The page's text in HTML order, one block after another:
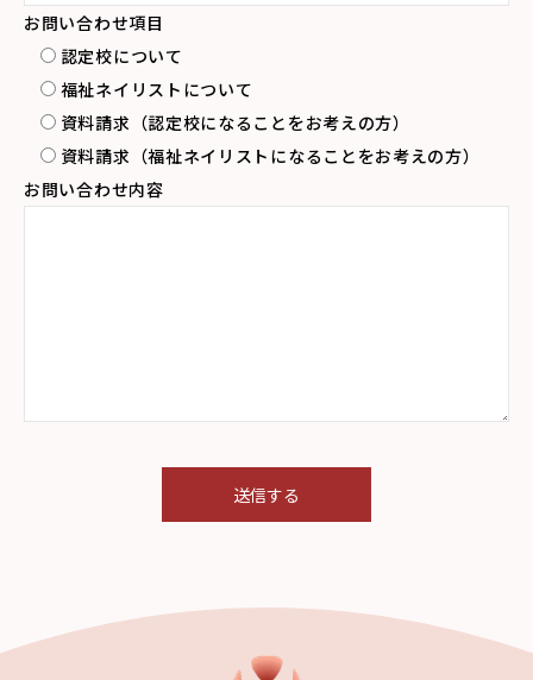
お問い合わせ項目
認定校について
福祉ネイリストについて
資料請求（認定校になることをお考えの方）
資料請求（福祉ネイリストになることをお考えの方）
お問い合わせ内容